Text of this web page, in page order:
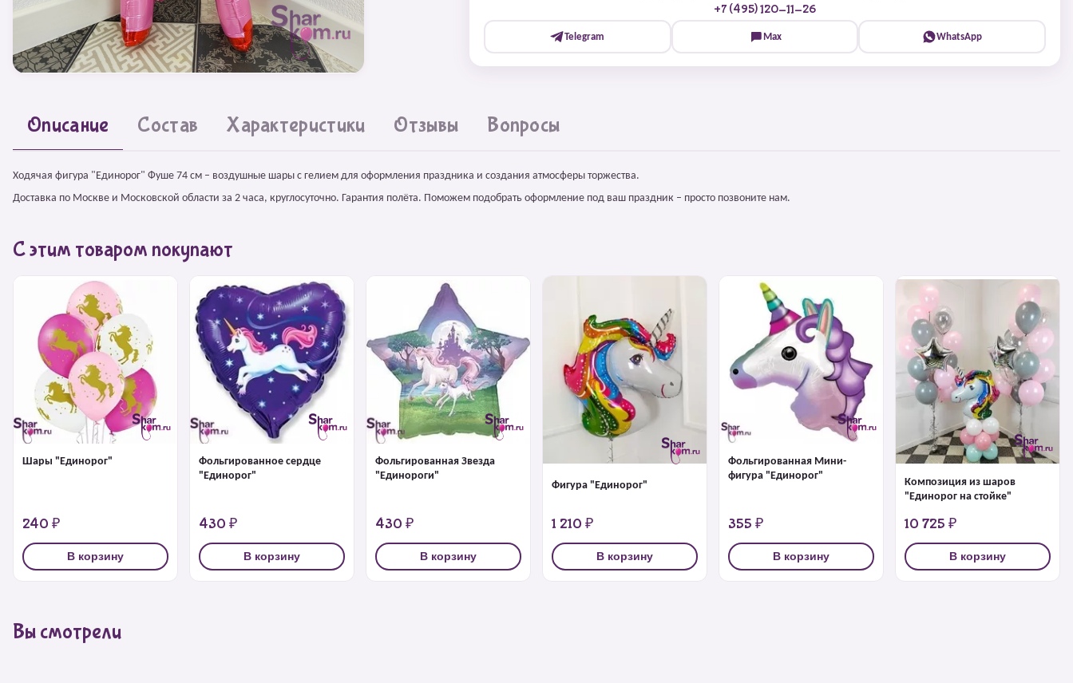
+7 (495) 120-11-26
Telegram Max WhatsApp
Описание Состав Характеристики Отзывы Вопросы
Ходячая фигура "Единорог" Фуше 74 см – воздушные шары с гелием для оформления праздника и создания атмосферы торжества.
Доставка по Москве и Московской области за 2 часа, круглосуточно. Гарантия полёта. Поможем подобрать оформление под ваш праздник – просто позвоните нам.
С этим товаром покупают
Шары "Единорог"
240 ₽
В корзину
Фольгированное сердце
"Единорог"
430 ₽
В корзину
Фольгированная Звезда
"Единороги"
430 ₽
В корзину
Фигура "Единорог"
1 210 ₽
В корзину
Фольгированная Мини-
фигура "Единорог"
355 ₽
В корзину
Композиция из шаров
"Единорог на стойке"
10 725 ₽
В корзину
Вы смотрели